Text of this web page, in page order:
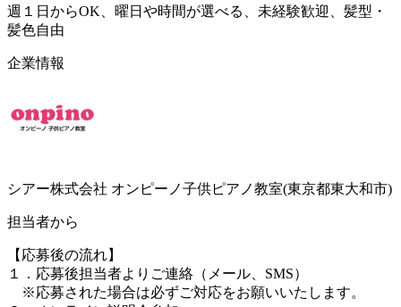
週１日からOK、曜日や時間が選べる、未経験歓迎、髪型・
髪色自由
企業情報
シアー株式会社 オンピーノ子供ピアノ教室(東京都東大和市)
担当者から
【応募後の流れ】
１．応募後担当者よりご連絡（メール、SMS）
※応募された場合は必ずご対応をお願いいたします。